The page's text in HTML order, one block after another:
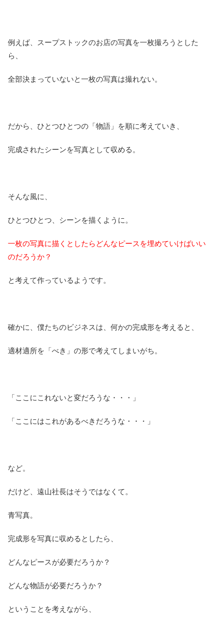
例えば、スープストックのお店の写真を一枚撮ろうとした
ら、
全部決まっていないと一枚の写真は撮れない。
だから、ひとつひとつの「物語」を順に考えていき、
完成されたシーンを写真として収める。
そんな風に、
ひとつひとつ、シーンを描くように。
一枚の写真に描くとしたらどんなピースを埋めていけばいい
のだろうか？
と考えて作っているようです。
確かに、僕たちのビジネスは、何かの完成形を考えると、
適材適所を「べき」の形で考えてしまいがち。
「ここにこれないと変だろうな・・・」
「ここにはこれがあるべきだろうな・・・」
など。
だけど、遠山社長はそうではなくて。
青写真。
完成形を写真に収めるとしたら、
どんなピースが必要だろうか？
どんな物語が必要だろうか？
ということを考えながら、